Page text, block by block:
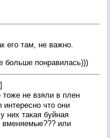
его там, не важно.
больше понравилась)))
]
не взяли в плен
интересно что они
них такая буйная
вменяемые??? или